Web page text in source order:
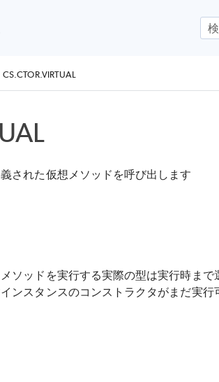
イン コンテンツにスキップ
CS.CTOR.VIRTUAL
された仮想メソッドを呼び出します
ソッドを実行する実際の型は実行時ま
ンスタンスのコンストラクタがまだ実行